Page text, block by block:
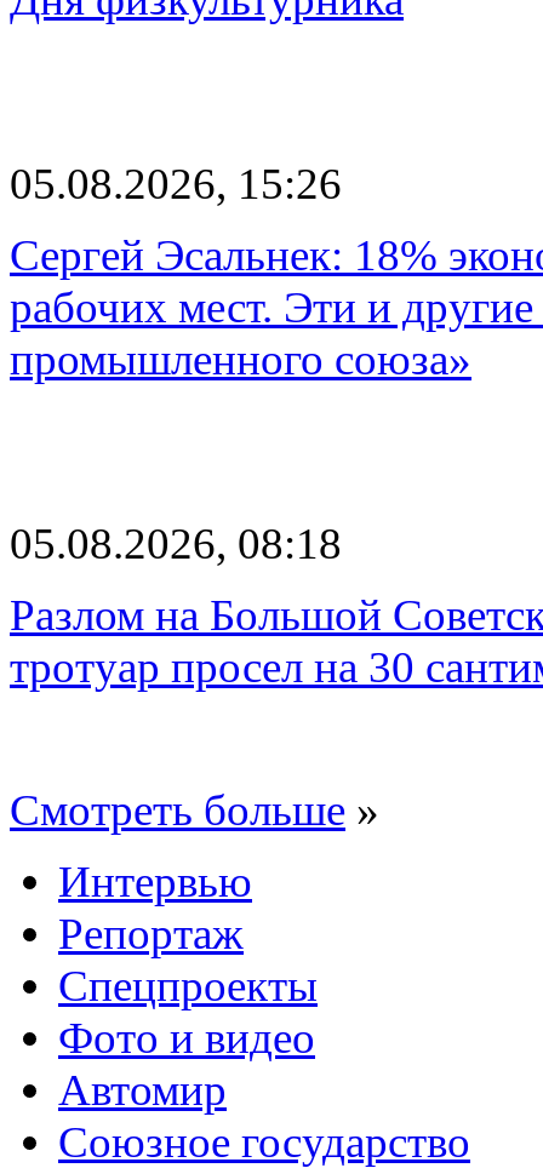
05.08.2026, 15:26
Сергей Эсальнек: 18%
рабочих мест. Эти и
промышленного союза»
05.08.2026, 08:18
Разлом на Большой
тротуар просел на 30
Смотреть больше »
Интервью
Репортаж
Спецпроекты
Фото и видео
Автомир
Союзное государство